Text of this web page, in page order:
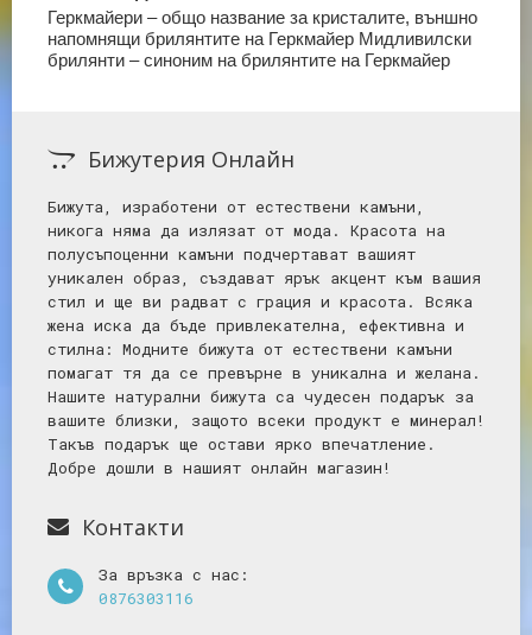
Геркмайери – общо название за кристалите, външно
напомнящи брилянтите на Геркмайер Мидливилски
брилянти – синоним на брилянтите на Геркмайер
Бижутерия Онлайн
Бижута, изработени от естествени камъни,
никога няма да излязат от мода. Красота на
полусъпоценни камъни подчертават вашият
уникален образ, създават ярък акцент към вашия
стил и ще ви радват с грация и красота. Всяка
жена иска да бъде привлекателна, ефективна и
стилна: Mодните бижута от естествени камъни
помагат тя да се превърне в уникална и желана.
Нашите натурални бижута са чудесен подарък за
вашите близки, защото всеки продукт е минерал!
Такъв подарък ще остави ярко впечатление.
Добре дошли в нашият онлайн магазин!
Контакти
За връзка с нас:
0876303116